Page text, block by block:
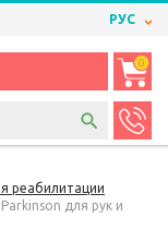
РУС
0
реабилитации
для рук и